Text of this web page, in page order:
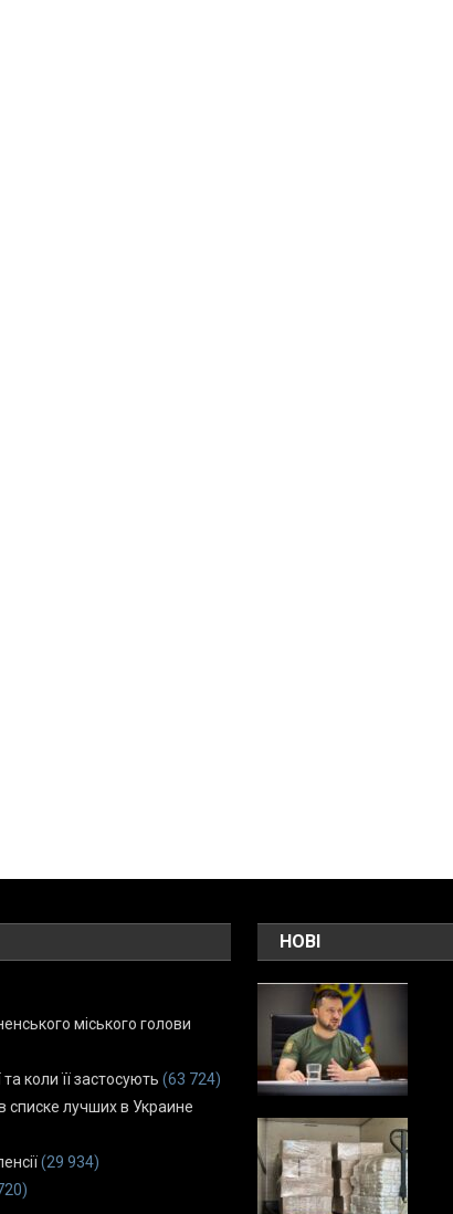
міського голови
коли її застосують (63 724)
списке лучших в Украине
(29 934)
НОВІ